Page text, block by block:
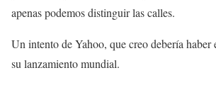
apenas podemos distinguir las calles.
Un intento de Yahoo, que creo debería haber
su lanzamiento mundial.